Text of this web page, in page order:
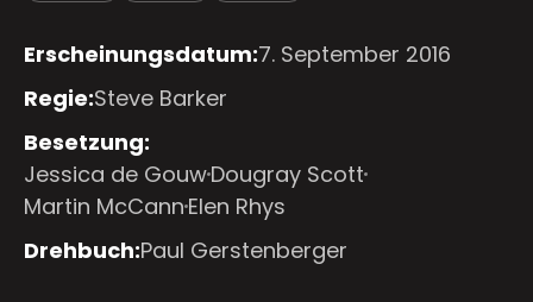
Erscheinungsdatum:7. September 2016
Regie:Steve Barker
Besetzung:
Jessica de GouwDougray Scott
Martin McCann Elen Rhys
Drehbuch:Paul Gerstenberger